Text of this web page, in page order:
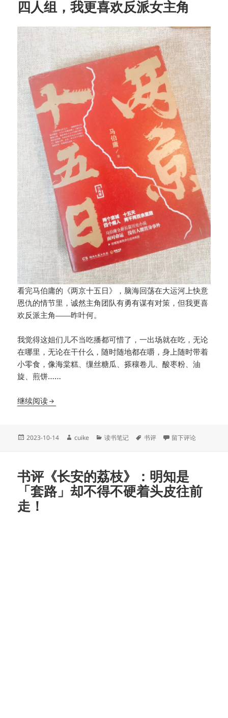
四人组，我更喜欢反派女主角
看完马伯庸的《两京十五日》，脑海回荡在大运河上快意
恩仇的情节里，诚然主角团队有勇有谋有对策，但我更喜
欢反派主角——昨叶何。
我觉得这姐们儿不当吃播都可惜了，一出场就在吃，无论
在哪里，无论在干什么，随时随地都在嚼，身上随时带着
小零食，像海棠糕、缫丝糖瓜、搽穰卷儿、酸枣粉、油
旋、煎饼……
继续阅读书评《两京十五日》：比起返京四人组，我更喜欢反
发
2023-10-14
作
cuike
分
读书笔记
标
书评 于书评《两京十五
留下评论
书评《长安的荔枝》：明知是
「套路」却不得不硬着头皮往前
走！